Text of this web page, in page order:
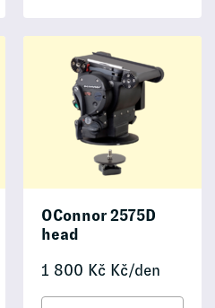
OConnor 2575D
head
1 800 Kč Kč/den